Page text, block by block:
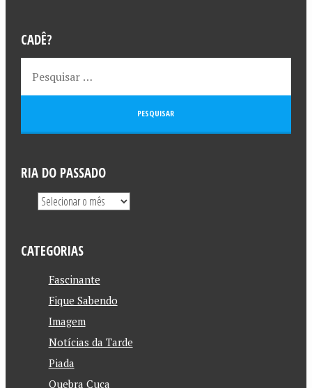
CADÊ?
RIA DO PASSADO
CATEGORIAS
Fascinante
Fique Sabendo
Imagem
Notícias da Tarde
Piada
Quebra Cuca